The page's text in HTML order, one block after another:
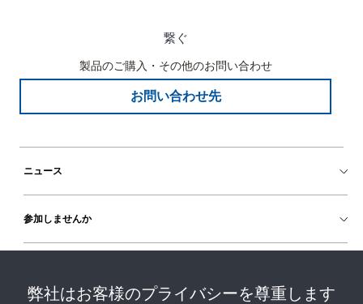
繋ぐ
製品のご購入・その他のお問い合わせ
お問い合わせ先
ニュース
参加しませんか
弊社はお客様のプライバシーを尊重します